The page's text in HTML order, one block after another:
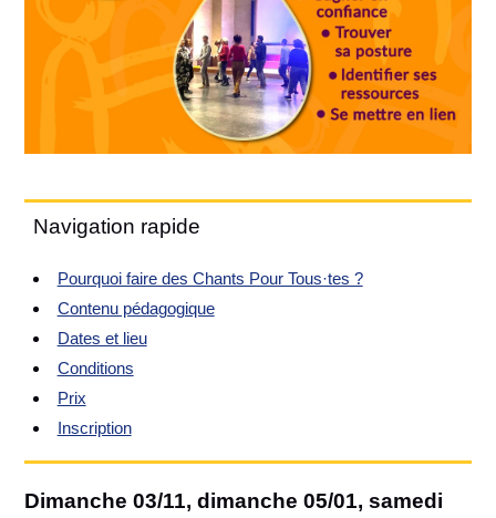
Navigation rapide
Pourquoi faire des Chants Pour Tous·tes ?
Contenu pédagogique
Dates et lieu
Conditions
Prix
Inscription
Dimanche 03/11, dimanche 05/01, samedi